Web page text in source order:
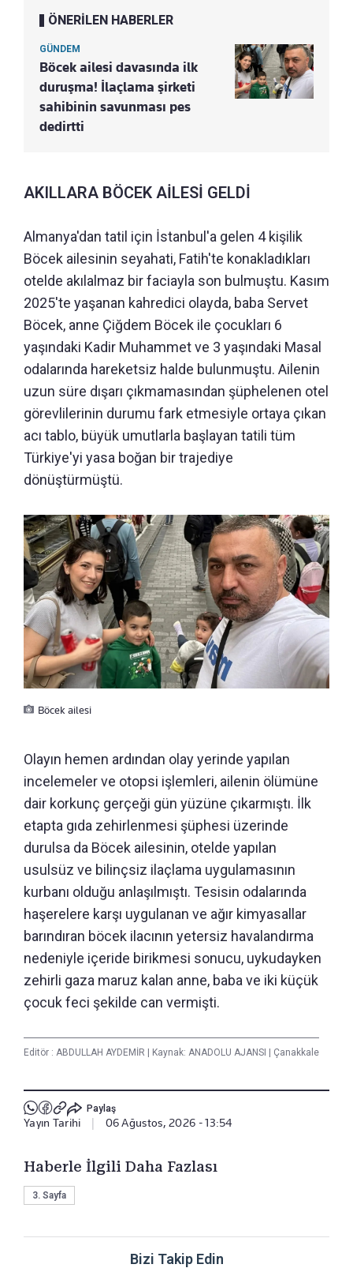
ÖNERİLEN HABERLER
GÜNDEM
Böcek ailesi davasında ilk
duruşma! İlaçlama şirketi
sahibinin savunması pes
dedirtti
AKILLARA BÖCEK AİLESİ GELDİ
Almanya'dan tatil için İstanbul'a gelen 4 kişilik
Böcek ailesinin seyahati, Fatih'te konakladıkları
otelde akılalmaz bir faciayla son bulmuştu. Kasım
2025'te yaşanan kahredici olayda, baba Servet
Böcek, anne Çiğdem Böcek ile çocukları 6
yaşındaki Kadir Muhammet ve 3 yaşındaki Masal
odalarında hareketsiz halde bulunmuştu. Ailenin
uzun süre dışarı çıkmamasından şüphelenen otel
görevlilerinin durumu fark etmesiyle ortaya çıkan
acı tablo, büyük umutlarla başlayan tatili tüm
Türkiye'yi yasa boğan bir trajediye
dönüştürmüştü.
Böcek ailesi
Olayın hemen ardından olay yerinde yapılan
incelemeler ve otopsi işlemleri, ailenin ölümüne
dair korkunç gerçeği gün yüzüne çıkarmıştı. İlk
etapta gıda zehirlenmesi şüphesi üzerinde
durulsa da Böcek ailesinin, otelde yapılan
usulsüz ve bilinçsiz ilaçlama uygulamasının
kurbanı olduğu anlaşılmıştı. Tesisin odalarında
haşerelere karşı uygulanan ve ağır kimyasallar
barındıran böcek ilacının yetersiz havalandırma
nedeniyle içeride birikmesi sonucu, uykudayken
zehirli gaza maruz kalan anne, baba ve iki küçük
çocuk feci şekilde can vermişti.
Editör : ABDULLAH AYDEMİR Kaynak: ANADOLU AJANSI Çanakkale
Paylaş
Yayın Tarihi 06 Ağustos, 2026 - 13:54
Haberle İlgili Daha Fazlası
3. Sayfa
Bizi Takip Edin